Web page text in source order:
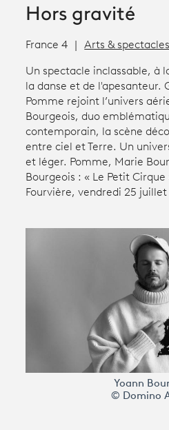
connexion
Avantages fidélité
À votre écoute
Productions et innovation
Programme tv
Hors gravité
France 4 Arts & spectacles
Un spectacle inclassable, à
la danse et de l'apesanteur.
Pomme rejoint l’univers
Bourgeois, duo
contemporain, la scène
entre ciel et Terre. Un
et léger. Pomme, Marie
Bourgeois : « Le Petit Cirque
Fourvière, vendredi 25
Yoann
© Domino